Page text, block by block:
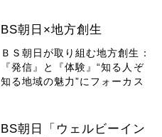
BS朝日×地方創生
ＢＳ朝日が取り組む地方創生：
『発信』と『体験』“知る人ぞ
知る地域の魅力”にフォーカス
BS朝日「ウェルビーイン